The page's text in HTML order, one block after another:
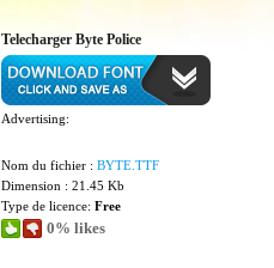
Telecharger Byte Police
Advertising:
Nom du fichier : BYTE.TTF
Dimension : 21.45 Kb
Type de licence: Free
0% likes